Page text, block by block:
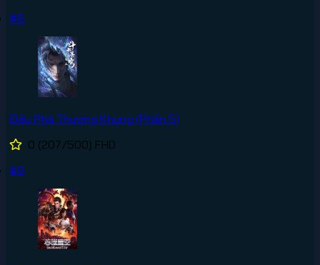
#8
Đấu Phá Thương Khung (Phần 5)
0 (207/500) FHD
#9